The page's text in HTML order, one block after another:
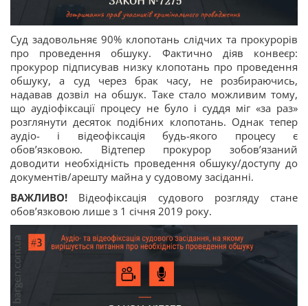
Суд задовольняє 90% клопотань слідчих та прокурорів
про проведення обшуку. Фактично діяв конвеєр:
прокурор підписував низку клопотань про проведення
обшуку, а суд через брак часу, не розбираючись,
надавав дозвіл на обшук. Таке стало можливим тому,
що аудіофіксації процесу не було і суддя міг «за раз»
розглянути десяток подібних клопотань. Однак тепер
аудіо- і відеофіксація будь-якого процесу є
обов’язковою. Відтепер прокурор зобов’язаний
доводити необхідність проведення обшуку/доступу до
документів/арешту майна у судовому засіданні.
ВАЖЛИВО! Відеофіксація судового розгляду стане
обов’язковою лише з 1 січня 2019 року.